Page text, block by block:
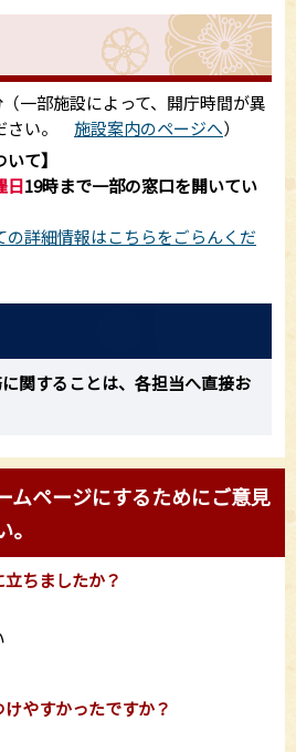
一部施設によって、開庁時間が異
さい。 施設案内のページへ）
て】
日19時まで一部の窓口を開いてい
の詳細情報はこちらをごらんくだ
関することは、各担当へ直接お
ムページにするためにご意見
ちましたか？
やすかったですか？